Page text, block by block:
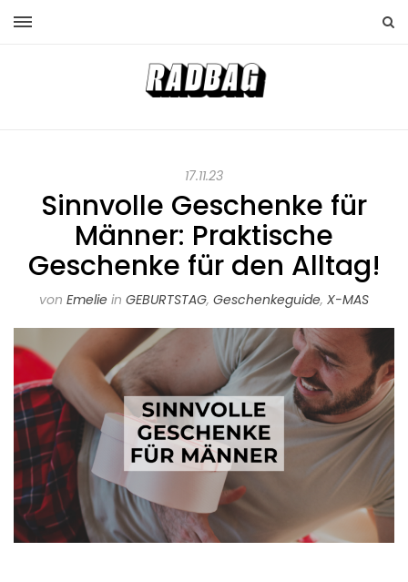
17.11.23
Sinnvolle Geschenke für
Männer: Praktische
Geschenke für den Alltag!
von Emelie in GEBURTSTAG, Geschenkeguide, X-MAS